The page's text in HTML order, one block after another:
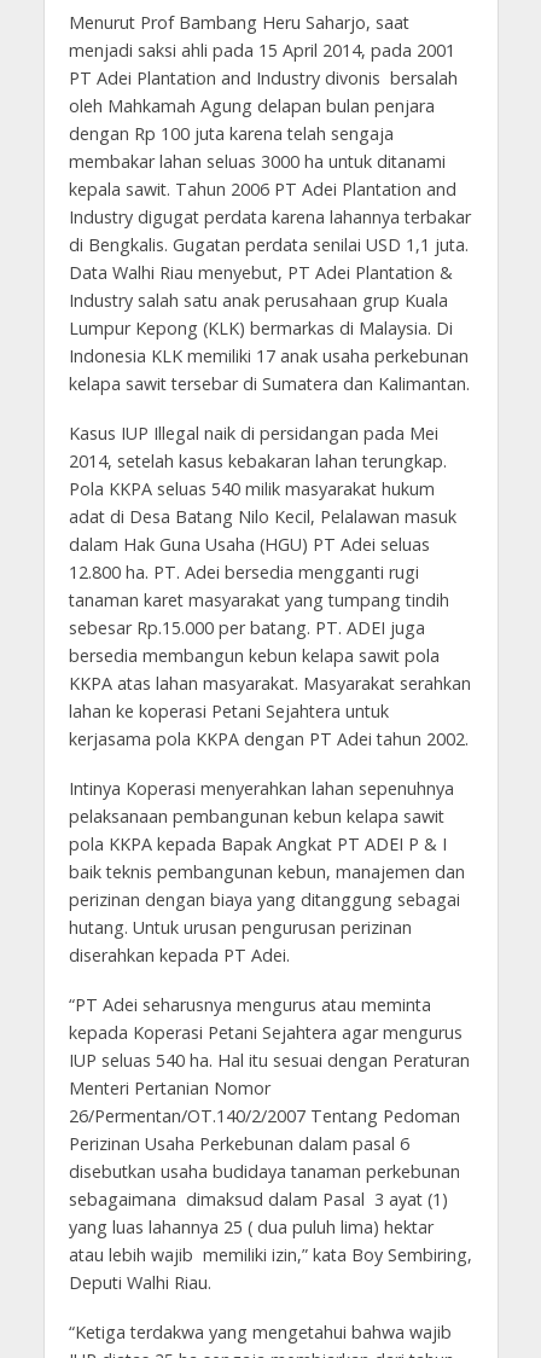
Menurut Prof Bambang Heru Saharjo, saat
menjadi saksi ahli pada 15 April 2014, pada 2001
PT Adei Plantation and Industry divonis bersalah
oleh Mahkamah Agung delapan bulan penjara
dengan Rp 100 juta karena telah sengaja
membakar lahan seluas 3000 ha untuk ditanami
kepala sawit. Tahun 2006 PT Adei Plantation and
Industry digugat perdata karena lahannya terbakar
di Bengkalis. Gugatan perdata senilai USD 1,1 juta.
Data Walhi Riau menyebut, PT Adei Plantation &
Industry salah satu anak perusahaan grup Kuala
Lumpur Kepong (KLK) bermarkas di Malaysia. Di
Indonesia KLK memiliki 17 anak usaha perkebunan
kelapa sawit tersebar di Sumatera dan Kalimantan.
Kasus IUP Illegal naik di persidangan pada Mei
2014, setelah kasus kebakaran lahan terungkap.
Pola KKPA seluas 540 milik masyarakat hukum
adat di Desa Batang Nilo Kecil, Pelalawan masuk
dalam Hak Guna Usaha (HGU) PT Adei seluas
12.800 ha. PT. Adei bersedia mengganti rugi
tanaman karet masyarakat yang tumpang tindih
sebesar Rp.15.000 per batang. PT. ADEI juga
bersedia membangun kebun kelapa sawit pola
KKPA atas lahan masyarakat. Masyarakat serahkan
lahan ke koperasi Petani Sejahtera untuk
kerjasama pola KKPA dengan PT Adei tahun 2002.
Intinya Koperasi menyerahkan lahan sepenuhnya
pelaksanaan pembangunan kebun kelapa sawit
pola KKPA kepada Bapak Angkat PT ADEI P & I
baik teknis pembangunan kebun, manajemen dan
perizinan dengan biaya yang ditanggung sebagai
hutang. Untuk urusan pengurusan perizinan
diserahkan kepada PT Adei.
“PT Adei seharusnya mengurus atau meminta
kepada Koperasi Petani Sejahtera agar mengurus
IUP seluas 540 ha. Hal itu sesuai dengan Peraturan
Menteri Pertanian Nomor
26/Permentan/OT.140/2/2007 Tentang Pedoman
Perizinan Usaha Perkebunan dalam pasal 6
disebutkan usaha budidaya tanaman perkebunan
sebagaimana dimaksud dalam Pasal 3 ayat (1)
yang luas lahannya 25 ( dua puluh lima) hektar
atau lebih wajib memiliki izin,” kata Boy Sembiring,
Deputi Walhi Riau.
“Ketiga terdakwa yang mengetahui bahwa wajib